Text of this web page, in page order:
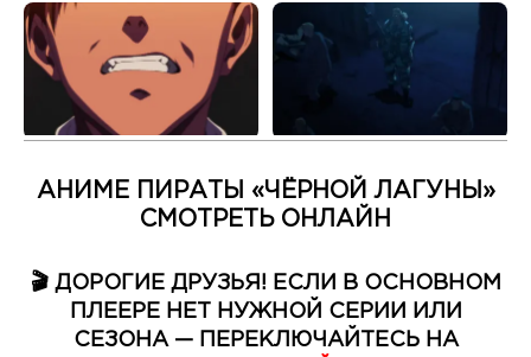
АНИМЕ ПИРАТЫ «ЧЁРНОЙ ЛАГУНЫ»
СМОТРЕТЬ ОНЛАЙН
🎬 ДОРОГИЕ ДРУЗЬЯ! ЕСЛИ В ОСНОВНОМ
ПЛЕЕРЕ НЕТ НУЖНОЙ СЕРИИ ИЛИ
СЕЗОНА — ПЕРЕКЛЮЧАЙТЕСЬ НА